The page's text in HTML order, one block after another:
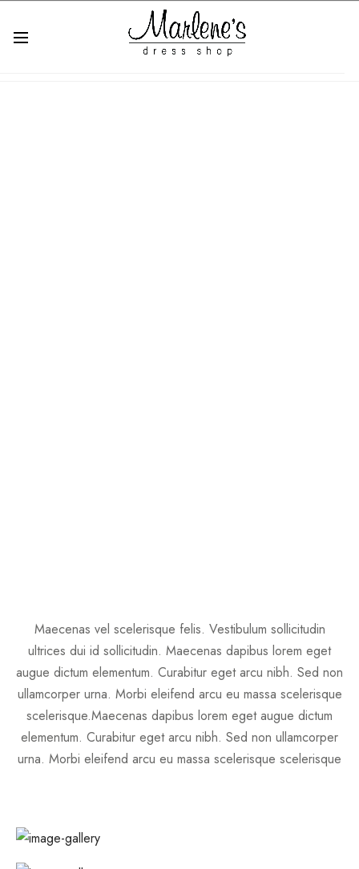
Maecenas vel scelerisque felis. Vestibulum sollicitudin
ultrices dui id sollicitudin. Maecenas dapibus lorem eget
augue dictum elementum. Curabitur eget arcu nibh. Sed non
ullamcorper urna. Morbi eleifend arcu eu massa scelerisque
scelerisque.Maecenas dapibus lorem eget augue dictum
elementum. Curabitur eget arcu nibh. Sed non ullamcorper
urna. Morbi eleifend arcu eu massa scelerisque scelerisque